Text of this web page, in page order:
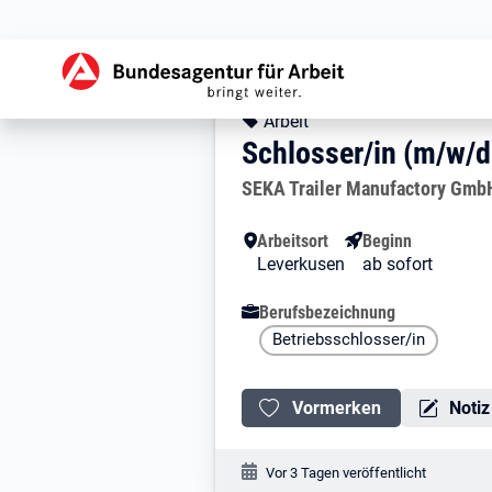
Stellendetails zu:
Schlosser/in (m/
Schlosser/in (m/w/d)
Kopfbereich
Angebotsart:
Arbeit
Schlosser/in (m/w/
Arbeitgeber:
SEKA Trailer Manufactory
Besondere Merkmale
Arbeitsort
Leverkusen
Beginn
ab sofort
Berufsbezeichnung
Betriebsschlosser/in
Vormerken
Veröffentlichungsdatum:
Vor 3 Tagen veröffentlicht